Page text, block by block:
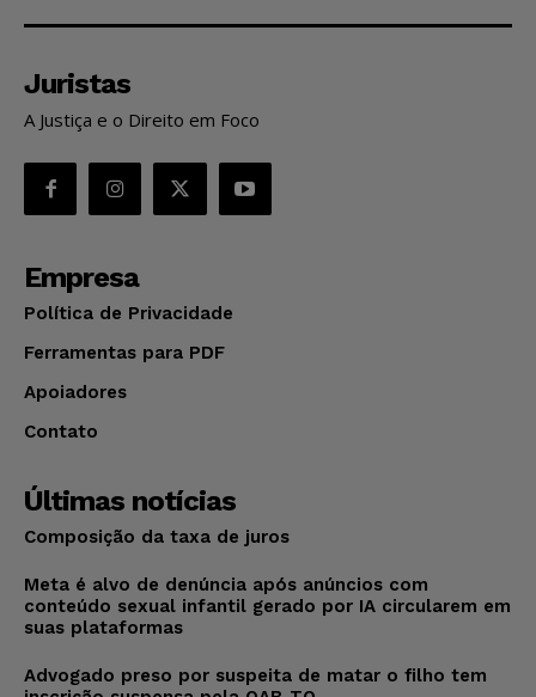
Juristas
A Justiça e o Direito em Foco
Empresa
Política de Privacidade
Ferramentas para PDF
Apoiadores
Contato
Últimas notícias
Composição da taxa de juros
Meta é alvo de denúncia após anúncios com
conteúdo sexual infantil gerado por IA circularem em
suas plataformas
Advogado preso por suspeita de matar o filho tem